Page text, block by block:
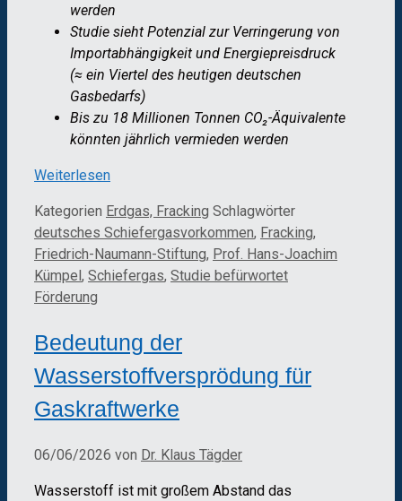
werden
Studie sieht Potenzial zur Verringerung von
Importabhängigkeit und Energiepreisdruck
(≈ ein Viertel des heutigen deutschen
Gasbedarfs)
Bis zu 18 Millionen Tonnen CO₂-Äquivalente
könnten jährlich vermieden werden
Weiterlesen
Kategorien Erdgas, Fracking Schlagwörter
deutsches Schiefergasvorkommen, Fracking,
Friedrich-Naumann-Stiftung, Prof. Hans-Joachim
Kümpel, Schiefergas, Studie befürwortet
Förderung
Bedeutung der
Wasserstoffversprödung für
Gaskraftwerke
06/06/2026 von Dr. Klaus Tägder
Wasserstoff ist mit großem Abstand das